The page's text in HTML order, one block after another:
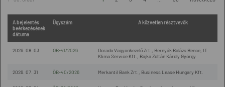
A bejelentés
beérkezésének
dátuma
Ügyszám A közvetlen résztvevők
2026. 08. 03 ÖB-41/2026
Dorado Vagyonkezelő Zrt., Bernyák Balázs Bence, IT
Klima Service Kft., Bajka Zoltán Károly György
2026. 07. 31 ÖB-40/2026 Merkantil Bank Zrt., Business Lease Hungary Kft.